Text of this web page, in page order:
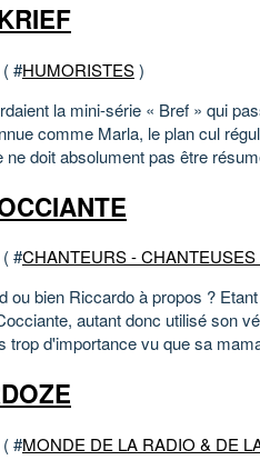
#HUMORISTES)
la mini-série « Bref » qui
comme Marla, le plan cul
ne doit absolument pas être
#CHANTEURS -
ou bien Riccardo à propos ?
autant donc utilisé son
trop d'importance vu que sa
#MONDE DE LA RADIO & DE